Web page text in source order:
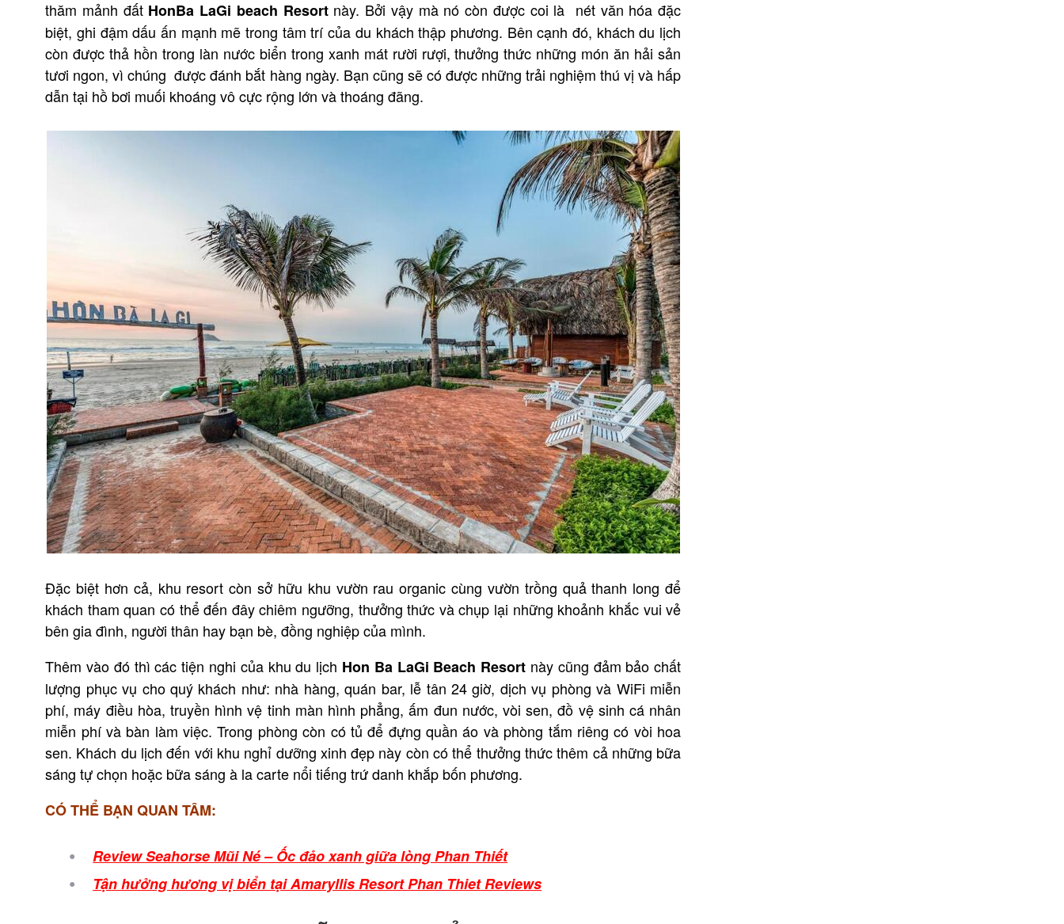
thăm mảnh đất HonBa LaGi beach Resort này. Bởi vậy mà nó còn được coi là nét văn hóa đặc
biệt, ghi đậm dấu ấn mạnh mẽ trong tâm trí của du khách thập phương. Bên cạnh đó, khách du lịch
còn được thả hồn trong làn nước biển trong xanh mát rười rượi, thưởng thức những món ăn hải sản
tươi ngon, vì chúng được đánh bắt hàng ngày. Bạn cũng sẽ có được những trải nghiệm thú vị và hấp
dẫn tại hồ bơi muối khoáng vô cực rộng lớn và thoáng đãng.
Đặc biệt hơn cả, khu resort còn sở hữu khu vườn rau organic cùng vườn trồng quả thanh long để
khách tham quan có thể đến đây chiêm ngưỡng, thưởng thức và chụp lại những khoảnh khắc vui vẻ
bên gia đình, người thân hay bạn bè, đồng nghiệp của mình.
Thêm vào đó thì các tiện nghi của khu du lịch Hon Ba LaGi Beach Resort này cũng đảm bảo chất
lượng phục vụ cho quý khách như: nhà hàng, quán bar, lễ tân 24 giờ, dịch vụ phòng và WiFi miễn
phí, máy điều hòa, truyền hình vệ tinh màn hình phẳng, ấm đun nước, vòi sen, đồ vệ sinh cá nhân
miễn phí và bàn làm việc. Trong phòng còn có tủ để đựng quần áo và phòng tắm riêng có vòi hoa
sen. Khách du lịch đến với khu nghỉ dưỡng xinh đẹp này còn có thể thưởng thức thêm cả những bữa
sáng tự chọn hoặc bữa sáng à la carte nổi tiếng trứ danh khắp bốn phương.
CÓ THỂ BẠN QUAN TÂM:
Review Seahorse Mũi Né – Ốc đảo xanh giữa lòng Phan Thiết
Tận hưởng hương vị biển tại Amaryllis Resort Phan Thiet Reviews